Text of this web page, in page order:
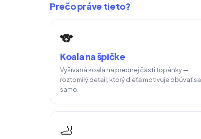
Prečo práve tieto?
🐨
Koala na špičke
Vyšívaná koala na prednej časti topánky —
roztomilý detail, ktorý dieťa motivuje obúvať sa
samo.
🦶